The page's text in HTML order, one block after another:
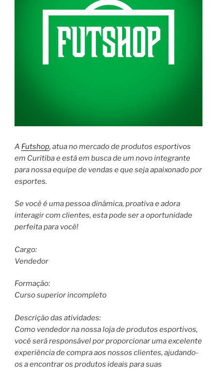
A Futshop, atua no mercado de produtos esportivos
em Curitiba e está em busca de um novo integrante
para nossa equipe de vendas e que seja apaixonado por
esportes.
Se você é uma pessoa dinâmica, proativa e adora
interagir com clientes, esta pode ser a oportunidade
perfeita para você!
Cargo:
Vendedor
Formação:
Curso superior incompleto
Descrição das atividades:
Como vendedor na nossa loja de produtos esportivos,
você será responsável por proporcionar uma excelente
experiência de compra aos nossos clientes, ajudando-
os a encontrar os produtos ideais para suas